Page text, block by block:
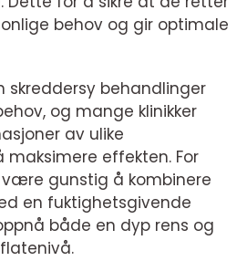
behov og gir optimale
skreddersy behandlinger
og mange klinikker
av ulike
effekten. For
gunstig å kombinere
en fuktighetsgivende
både en dyp rens og